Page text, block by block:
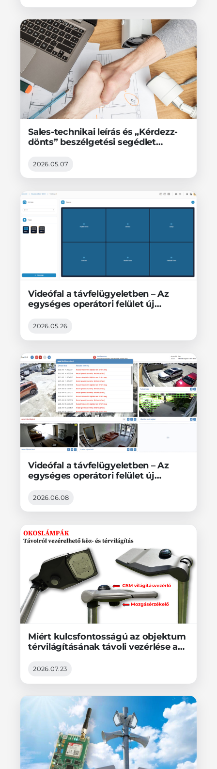
Sales-technikai leírás és „Kérdezz-
dönts” beszélgetési segédlet
2026.05.07
Videófal a távfelügyeletben – Az
egységes operátori felület új
2026.05.26
Videófal a távfelügyeletben – Az
egységes operátori felület új
2026.06.08
Miért kulcsfontosságú az objektum
térvilágításának távoli vezérlése a
2026.07.23